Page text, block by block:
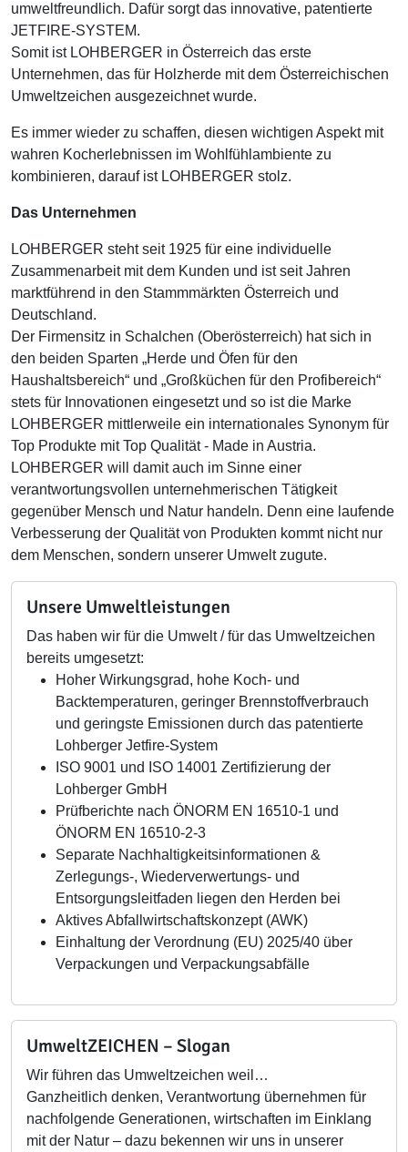
umweltfreundlich. Dafür sorgt das innovative, patentierte
JETFIRE-SYSTEM.
Somit ist LOHBERGER in Österreich das erste
Unternehmen, das für Holzherde mit dem Österreichischen
Umweltzeichen ausgezeichnet wurde.
Es immer wieder zu schaffen, diesen wichtigen Aspekt mit
wahren Kocherlebnissen im Wohlfühlambiente zu
kombinieren, darauf ist LOHBERGER stolz.
Das Unternehmen
LOHBERGER steht seit 1925 für eine individuelle
Zusammenarbeit mit dem Kunden und ist seit Jahren
marktführend in den Stammmärkten Österreich und
Deutschland.
Der Firmensitz in Schalchen (Oberösterreich) hat sich in
den beiden Sparten „Herde und Öfen für den
Haushaltsbereich“ und „Großküchen für den Profibereich“
stets für Innovationen eingesetzt und so ist die Marke
LOHBERGER mittlerweile ein internationales Synonym für
Top Produkte mit Top Qualität - Made in Austria.
LOHBERGER will damit auch im Sinne einer
verantwortungsvollen unternehmerischen Tätigkeit
gegenüber Mensch und Natur handeln. Denn eine laufende
Verbesserung der Qualität von Produkten kommt nicht nur
dem Menschen, sondern unserer Umwelt zugute.
Unsere Umweltleistungen
Das haben wir für die Umwelt / für das Umweltzeichen
bereits umgesetzt:
Hoher Wirkungsgrad, hohe Koch- und
Backtemperaturen, geringer Brennstoffverbrauch
und geringste Emissionen durch das patentierte
Lohberger Jetfire-System
ISO 9001 und ISO 14001 Zertifizierung der
Lohberger GmbH
Prüfberichte nach ÖNORM EN 16510-1 und
ÖNORM EN 16510-2-3
Separate Nachhaltigkeitsinformationen &
Zerlegungs-, Wiederverwertungs- und
Entsorgungsleitfaden liegen den Herden bei
Aktives Abfallwirtschaftskonzept (AWK)
Einhaltung der Verordnung (EU) 2025/40 über
Verpackungen und Verpackungsabfälle
UmweltZEICHEN – Slogan
Wir führen das Umweltzeichen weil…
Ganzheitlich denken, Verantwortung übernehmen für
nachfolgende Generationen, wirtschaften im Einklang
mit der Natur – dazu bekennen wir uns in unserer